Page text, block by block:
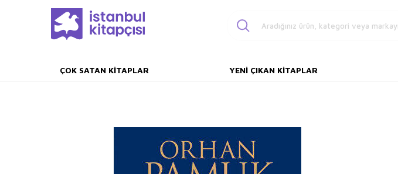
ÇOK SATAN KITAPLAR YENI ÇIKAN KITAPLAR